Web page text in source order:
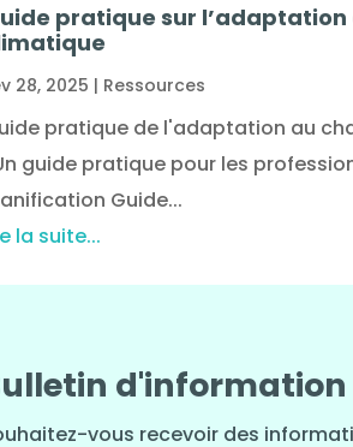
pratique sur
28, 2025 | Ressources
pratique de l'adaptation au
guide pratique pour les
Guide...
la suite...
d'information
vous recevoir des